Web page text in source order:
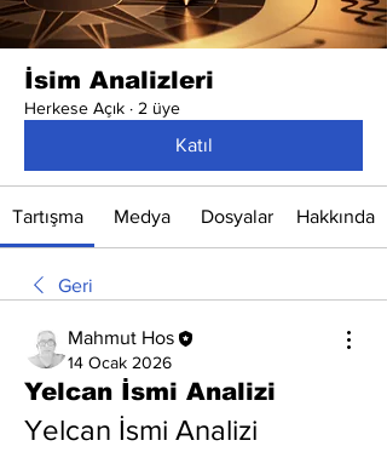
İsim Analizleri
Herkese Açık · 2 üye
Katıl
Tartışma Medya Dosyalar Hakkında
Geri
Mahmut Hos
14 Ocak 2026
Yelcan İsmi Analizi
Yelcan İsmi Analizi